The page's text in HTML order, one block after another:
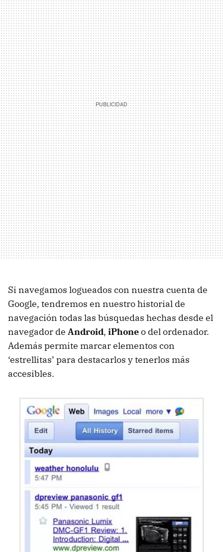
Si navegamos logueados con nuestra cuenta de
Google, tendremos en nuestro historial de
navegación todas las búsquedas hechas desde el
navegador de Android, iPhoneo del ordenador.
Además permite marcar elementos con
‘estrellitas’ para destacarlos y tenerlos más
accesibles.